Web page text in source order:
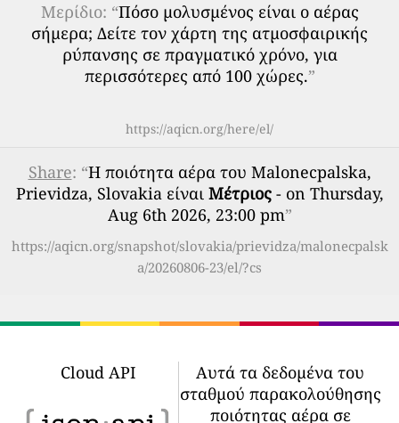
Μερίδιο: “Πόσο μολυσμένος είναι ο αέρας
σήμερα; Δείτε τον χάρτη της ατμοσφαιρικής
ρύπανσης σε πραγματικό χρόνο, για
περισσότερες από 100 χώρες.”
https://aqicn.org/here/el/
Share: “Η ποιότητα αέρα του Malonecpalska,
Prievidza, Slovakia είναι Μέτριος- on Thursday,
Aug 6th 2026, 23:00 pm”
https://aqicn.org/snapshot/slovakia/prievidza/malonecpalsk
a/20260806-23/el/?cs
Cloud API
Αυτά τα δεδομένα του
σταθμού παρακολούθησης
ποιότητας αέρα σε